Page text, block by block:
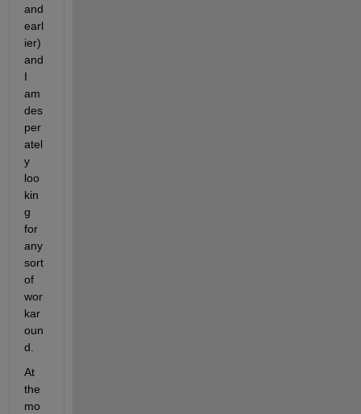
and
earl
ier)
and
I
am
des
per
atel
y
loo
kin
g
for
any
sort
of
wor
kar
oun
d.
At
the
mo